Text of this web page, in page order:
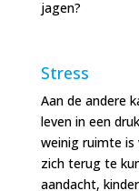
jagen?
Stress
Aan de andere
leven in een
weinig ruimte is
zich terug te
aandacht,